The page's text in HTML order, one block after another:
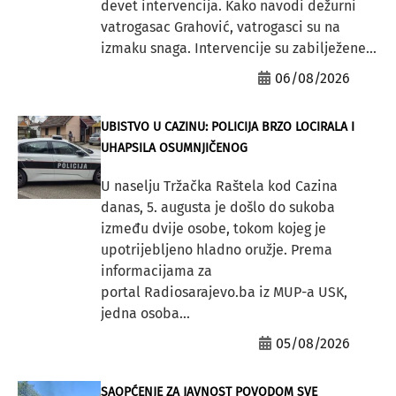
devet intervencija. Kako navodi dežurni
vatrogasac Grahović, vatrogasci su na
izmaku snaga. Intervencije su zabilježene...
06/08/2026
UBISTVO U CAZINU: POLICIJA BRZO LOCIRALA I
UHAPSILA OSUMNJIČENOG
U naselju Tržačka Raštela kod Cazina
danas, 5. augusta je došlo do sukoba
između dvije osobe, tokom kojeg je
upotrijebljeno hladno oružje. Prema
informacijama za
portal Radiosarajevo.ba iz MUP-a USK,
jedna osoba...
05/08/2026
SAOPĆENJE ZA JAVNOST POVODOM SVE